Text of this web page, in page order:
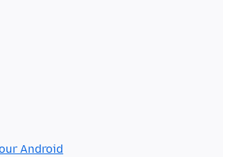
Android